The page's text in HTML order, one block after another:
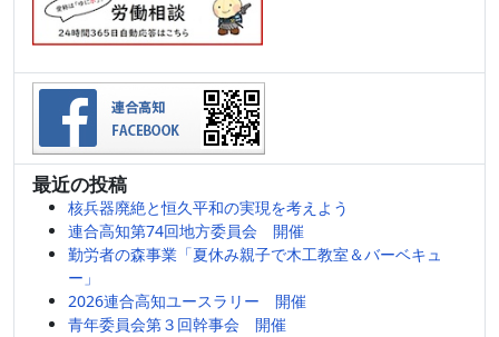
最近の投稿
核兵器廃絶と恒久平和の実現を考えよう
連合高知第74回地方委員会 開催
勤労者の森事業「夏休み親子で木工教室＆バーベキュ
ー」
2026連合高知ユースラリー 開催
青年委員会第３回幹事会 開催